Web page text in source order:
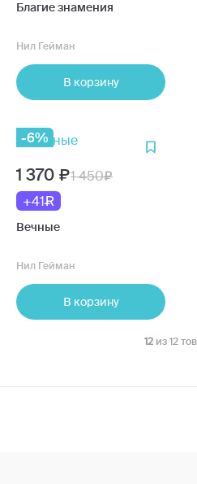
Благие знамения
Нил Гейман
В корзину
-6%
1 370
1 450
+41
Вечные
Нил Гейман
В корзину
12 из 12